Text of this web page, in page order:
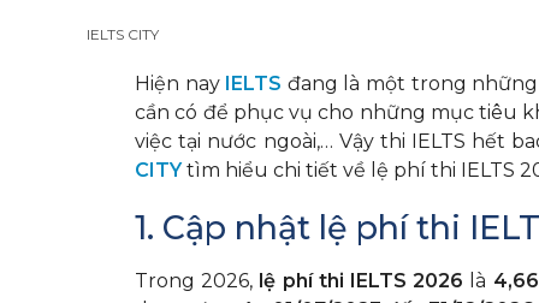
IELTS CITY
Hiện nay IELTS đang là một trong
cần có để phục vụ cho những mục tiêu
việc tại nước ngoài,… Vậy thi IELTS hết
CITYtìm hiểu chi tiết về lệ phí thi IELTS
1. Cập nhật lệ phí thi
Trong 2026, lệ phí thi IELTS 2026 là